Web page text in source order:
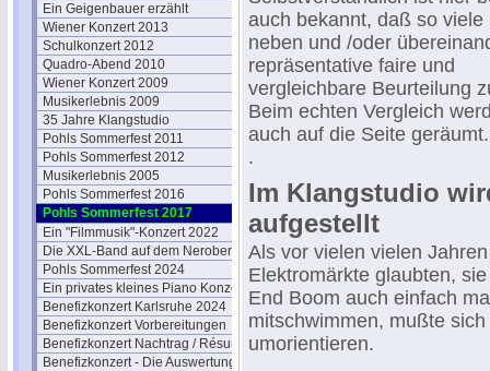
Ein Geigenbauer erzählt
Wiener Konzert 2013
Schulkonzert 2012
Quadro-Abend 2010
Wiener Konzert 2009
Musikerlebnis 2009
35 Jahre Klangstudio
Pohls Sommerfest 2011
Pohls Sommerfest 2012
Musikerlebnis 2005
Pohls Sommerfest 2016
Pohls Sommerfest 2017
Ein "Filmmusik"-Konzert 2022
Die XXL-Band auf dem Neroberg
Pohls Sommerfest 2024
Ein privates kleines Piano Konzert
Benefizkonzert Karlsruhe 2024
Benefizkonzert Vorbereitungen
Benefizkonzert Nachtrag / Résumé
Benefizkonzert - Die Auswertung
auch bekannt, daß so viele
neben und /oder
repräsentative faire und
vergleichbare Beurteilung
Beim echten Vergleich
auch auf die Seite geräumt.
.
Im Klangstudio
aufgestellt
Als vor vielen vielen
Elektromärkte glaubten,
End Boom auch einfach
mitschwimmen, mußte
umorientieren.